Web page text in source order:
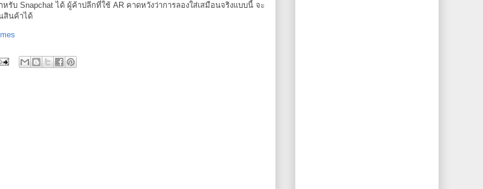
หรับ Snapchat ได้ ผู้ค้าปลีกที่ใช้ AR คาดหวังว่าการลองใส่เสมือนจริงแบบนี้ จะ
สินค้าได้